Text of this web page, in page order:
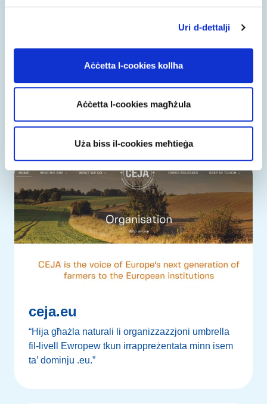
Uri d-dettalji
Aċċetta l-cookies kollha
Aċċetta l-cookies magħżula
Uża biss il-cookies meħtieġa
“Id-dominju .eu jiċċentralizzana mal-valuri
Ewropej li jlaqqgħu lin-nies flimkien.”
ceja.eu
“Hija għażla naturali li organizzazzjoni umbrella
fil-livell Ewropew tkun irrappreżentata minn isem
ta’ dominju .eu.”